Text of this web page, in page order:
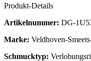
Produkt-Details
Artikelnummer: DG-
Marke: Veldhoven-
Schmucktyp: